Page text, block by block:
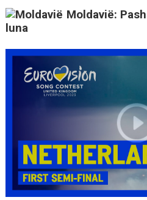
Moldavië:
luna